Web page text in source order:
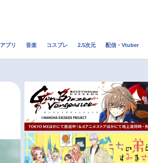
配信・Vtuber トレンド
メ曜日別一覧 秋アニメ
冬アニメ
プリ 音楽 コスプレ 2.5次元 配信・Vtuber